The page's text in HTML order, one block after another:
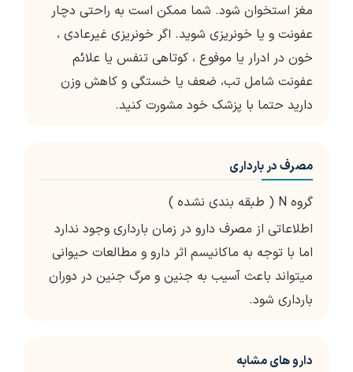
مغز استخوان شود. شما ممکن است به راحتی دچار
عفونت و یا خونریزی شوید. اگر خونریزی غیرعادی ،
خون در ادرار یا موفوع ، کوتاهی تنفس یا علائم
عفونت شامل تب، ضعف یا خستگی و کاهش وزن
دارید حتما با پزشک خود مشورت کنید.
مصرف در بارداری
گروه N ( طبقه بندی نشده )
اطلاعاتی از مصرف دارو در زمان بارداری وجود ندارد
اما با توجه به ماکانیسم اثر دارو و مطالعات حیوانی
می­تواند باعث آسیب به جنین و مرگ جنین در دوران
بارداری شود.
دارو های مشابه